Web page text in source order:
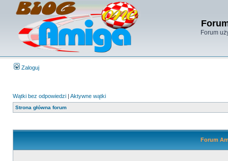
Forum
Zaloguj
Wątki bez odpowiedzi | Aktywne wątki
Strona główna forum
Forum